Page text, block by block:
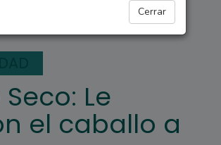
Cerrar
Le
el caballo a